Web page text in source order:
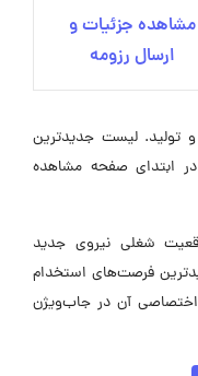
مشاهده جزئیات و
ارسال رزومه
و تولید. لیست جدیدترین
ابتدای صفحه مشاهده
در حال حاضر در ۵ موقعیت شغلی نیروی جدید
فرصت‌های استخدام
اختصاصی آن در جاب‌ویژن